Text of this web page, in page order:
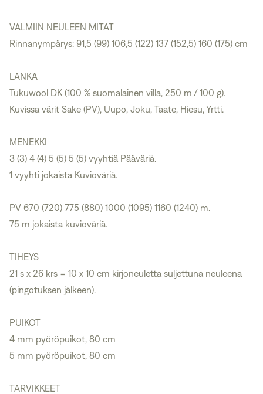
VALMIIN NEULEEN MITAT
Rinnanympärys: 91,5 (99) 106,5 (122) 137 (152,5) 160 (175) cm
LANKA
Tukuwool DK (100 % suomalainen villa, 250 m / 100 g).
Kuvissa värit Sake (PV), Uupo, Joku, Taate, Hiesu, Yrtti.
MENEKKI
3 (3) 4 (4) 5 (5) 5 (5) vyyhtiä Pääväriä.
1 vyyhti jokaista Kuvioväriä.
PV 670 (720) 775 (880) 1000 (1095) 1160 (1240) m.
75 m jokaista kuvioväriä.
TIHEYS
21 s x 26 krs = 10 x 10 cm kirjoneuletta suljettuna neuleena
(pingotuksen jälkeen).
PUIKOT
4 mm pyöröpuikot, 80 cm
5 mm pyöröpuikot, 80 cm
TARVIKKEET